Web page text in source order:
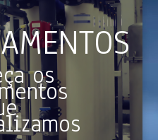
os